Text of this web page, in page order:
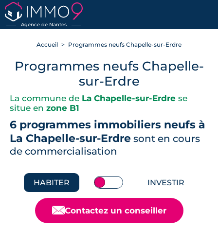
Agence de Nantes
RETOUR
Accueil Programmes neufs Chapelle-sur-Erdre
Programmes neufs Chapelle-
sur-Erdre
La commune de La Chapelle-sur-Erdre se
situe en zone B1
6 programmes immobiliers neufs à
La Chapelle-sur-Erdre sont en cours
de commercialisation
HABITER INVESTIR
📧Contactez un conseiller